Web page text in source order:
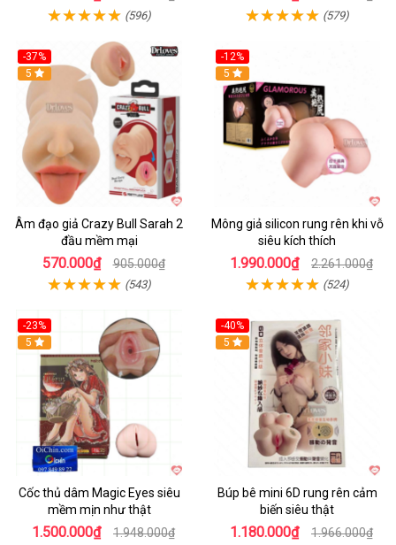
(596) (579)
-37%
Hot
5
Âm đạo giả Crazy Bull Sarah 2
đầu mềm mại
570.000₫ 905.000₫
(543)
-12%
Hot
5
Mông giả silicon rung rên khi vỗ
siêu kích thích
1.990.000₫ 2.261.000₫
(524)
-23%
Hot
5
Cốc thủ dâm Magic Eyes siêu
mềm mịn như thật
1.500.000₫ 1.948.000₫
-40%
5
Búp bê mini 6D rung rên cảm
biến siêu thật
1.180.000₫ 1.966.000₫